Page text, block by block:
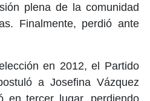
plena de la comunidad
Finalmente, perdió ante
en 2012, el Partido
a Josefina Vázquez